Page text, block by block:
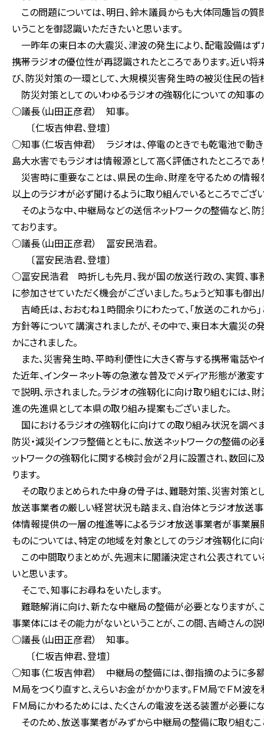
この問題については、明日、鈴木議員からも大体同趣旨の質
いうことを御認識いただきたいと思います。
一昨年の東日本の大震災、津波の発生により、配電設備は
携帯ラジオの優位性が再認識されたところであります。近い
び、防災対策の一環として、大規模災害発生時の被災住民の
防災対策としてのいわゆるラジオの強靱化についての知事
○議長（山田正彦君） 知事。
〔仁坂吉伸君、登壇〕
○知事（仁坂吉伸君） ラジオは、停電のときでも乾電池で動
島大水害でもラジオは情報源として高く評価されたところであ
災害時に重要なことは、県民の生命、財産を守るための情報
以上のラジオが必ず聞けるように取り組んでいるところでござ
そのような中、中継局などの送信ネットワークの整備など、
ております。
○議長（山田正彦君） 冨安民浩君。
〔冨安民浩君、登壇〕
○冨安民浩君 時折しも先月、我が国の放送行政の、実質、
に参加させていただく機会がございました。ちょうど知事も御
吉崎氏は、おおむね１時間余りにわたって、「放送のこれか
方針等について講演されましたが、その中で、東日本大震災
かにされました。
また、災害発生時、平時利便性に大きく寄与する携帯電話や
た近年、インターネット等の急激な普及でメディア形態が激
で説明、示されました。ラジオの強靱化に向け取り組むには、
進の先進県として本県の取り組み提案もございました。
国におけるラジオの強靱化に向けての取り組み状況を調べ
防災・減災インフラ整備とともに、放送ネットワークの整備の
ットワークの強靱化に関する検討会が２月に設置され、数回
ります。
その取りまとめられた中身の骨子は、難聴対策、災害対策と
放送事業者の厳しい経営状況も踏まえ、自治体とラジオ放送
体情報提供の一層の推進等によるラジオ放送事業者が事業展
ものについては、特定の地域を対象としてのラジオ強靱化に向
この中間取りまとめが、先週末に閣議決定され公表されて
いと思います。
そこで、知事にお尋ねをいたします。
難聴解消に向け、新たな中継局の整備が必要となりますが、
事業体にはその能力がないということが、この間、吉崎さんの
○議長（山田正彦君） 知事。
〔仁坂吉伸君、登壇〕
○知事（仁坂吉伸君） 中継局の整備には、御指摘のように多
Ｍ局をつくり直すと、えらいお金がかかります。ＦＭ局でＦＭ
ＦＭ局にかわるためには、たくさんの電波を送る装置が必要にな
そのため、放送事業者がみずから中継局の整備に取り組む